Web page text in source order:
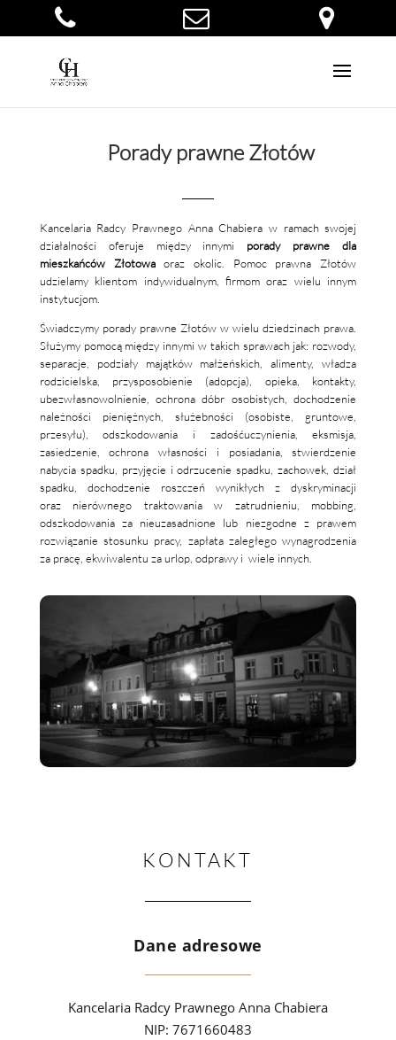
Porady prawne Złotów
Kancelaria Radcy Prawnego Anna Chabiera w ramach swojej
działalności oferuje między innymi porady prawne dla
mieszkańców Złotowaoraz okolic. Pomoc prawna Złotów
udzielamy klientom indywidualnym, firmom oraz wielu innym
instytucjom.
Świadczymy porady prawne Złotów w wielu dziedzinach prawa.
Służymy pomocą między innymi w takich sprawach jak: rozwody,
separacje, podziały majątków małżeńskich, alimenty, władza
rodzicielska, przysposobienie (adopcja), opieka, kontakty,
ubezwłasnowolnienie, ochrona dóbr osobistych, dochodzenie
należności pieniężnych, służebności (osobiste, gruntowe,
przesyłu), odszkodowania i zadośćuczynienia, eksmisja,
zasiedzenie, ochrona własności i posiadania, stwierdzenie
nabycia spadku, przyjęcie i odrzucenie spadku, zachowek, dział
spadku, dochodzenie roszczeń wynikłych z dyskryminacji
oraz nierównego traktowania w zatrudnieniu, mobbing,
odszkodowania za nieuzasadnione lub niezgodne z prawem
rozwiązanie stosunku pracy, zapłata zaległego wynagrodzenia
za pracę, ekwiwalentu za urlop, odprawy i wiele innych.
KONTAKT
Dane adresowe
Kancelaria Radcy Prawnego Anna Chabiera
NIP: 7671660483